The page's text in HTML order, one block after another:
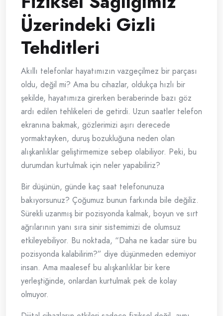
Üzerindeki Gizli
Tehditleri
Akıllı telefonlar hayatımızın vazgeçilmez bir parçası
oldu, değil mi? Ama bu cihazlar, oldukça hızlı bir
şekilde, hayatımıza girerken beraberinde bazı göz
ardı edilen tehlikeleri de getirdi. Uzun saatler telefon
ekranına bakmak, gözlerimizi aşırı derecede
yormaktayken, duruş bozukluğuna neden olan
alışkanlıklar geliştirmemize sebep olabiliyor. Peki, bu
durumdan kurtulmak için neler yapabiliriz?
Bir düşünün, günde kaç saat telefonunuza
bakıyorsunuz? Çoğumuz bunun farkında bile değiliz.
Sürekli uzanmış bir pozisyonda kalmak, boyun ve sırt
ağrılarının yanı sıra sinir sistemimizi de olumsuz
etkileyebiliyor. Bu noktada, “Daha ne kadar süre bu
pozisyonda kalabilirim?” diye düşünmeden edemiyor
insan. Ama maalesef bu alışkanlıklar bir kere
yerleştiğinde, onlardan kurtulmak pek de kolay
olmuyor.